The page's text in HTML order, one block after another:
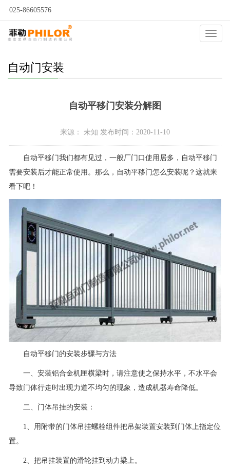
025-86605576
自动门
自动门安装
自动平移门安装分解图
来源： 未知 发布时间：2020-11-10
自动平移门我们都有见过，一般厂门口使用居多，自动平移门
需要安装后才能正常使用。那么，自动平移门怎么安装呢？这就来
看下吧！
自动平移门的安装步骤与方法
一、安装铝合金机匣横梁时，请注意使之保持水平，不水平会
导致门体行走时出现力道不均匀的现象，造成机器寿命降低。
二、门体吊挂的安装：
1、用附带的门体吊挂螺栓组件把吊架装置安装到门体上指定位
置。
2、把吊挂装置的滑轮挂到动力梁上。